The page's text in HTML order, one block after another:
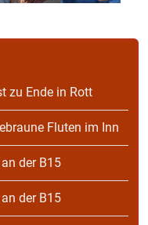
zu Ende in Rott
Fluten im Inn
der B15
der B15